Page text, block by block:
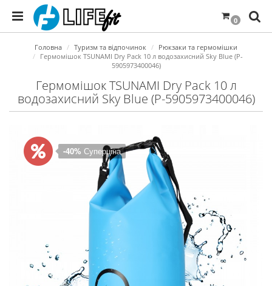
0
Головна Туризм та відпочинок
Рюкзаки та гермомішки
Гермомішок TSUNAMI Dry Pack 10 л водозахисний Sky Blue (P-
5905973400046)
Гермомішок TSUNAMI Dry Pack 10 л
водозахисний Sky Blue (P-5905973400046)
-40% Суперціна